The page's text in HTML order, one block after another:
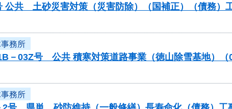
公共 土砂災害対策（災害防除）（国補正）（債務）
務所
－03Z号 公共 積寒対策道路事業（徳山除雪基地）
務所